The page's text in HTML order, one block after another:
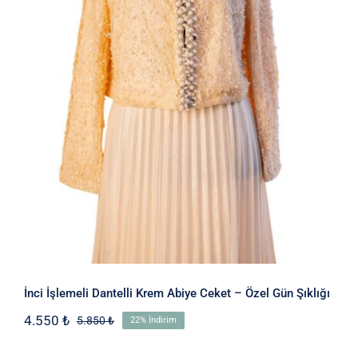
İnci İşlemeli Dantelli Krem Abiye
Ceket – Özel Gün Şıklığı
İnci İşlemeli Dantelli Krem Abiye Ceket – Özel Gün Şıklığı
5.850₺Orijinal
4.550 ₺
Şu 22% İndirim